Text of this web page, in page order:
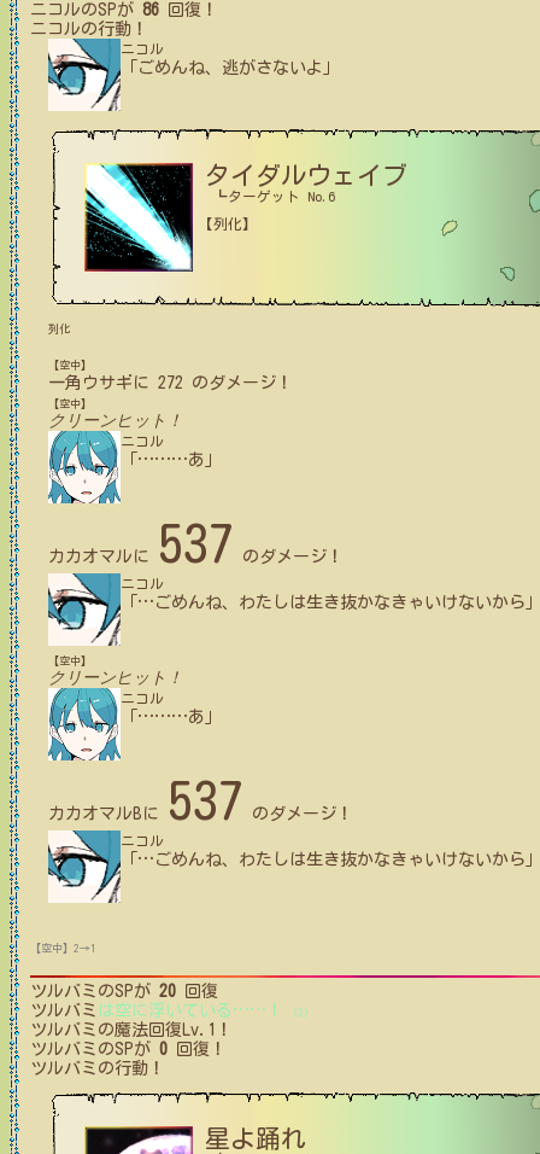
ニコルのSPが 86 回復！
ニコルの行動！
ニコル
「ごめんね、逃がさないよ」
タイダルウェイブ
┗ターゲット No.6
【列化】
列化
【空中】
一角ウサギ に 272 のダメージ！
【空中】
クリーンヒット！
ニコル
………あ」
カカオマル に 537 のダメージ！
ニコル
… ごめんね、わたしは生き抜かなきゃいけないから
【空中】
クリーンヒット！
ニコル
………あ」
カカオマルB に 537 のダメージ！
ニコル
… ごめんね、わたしは生き抜かなきゃいけないから
【空中】2→1
ツルバミ のSPが 20 回復
ツルバミ は空に浮いている …… ！ (2)
ツルバミ の魔法回復Lv.1！
ツルバミ のSPが 0 回復！
ツルバミ の行動！
星よ踊れ